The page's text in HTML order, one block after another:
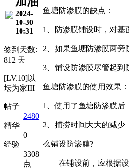
2024-
10-30
10:31
签到天数:
812 天
[LV.10]以
坛为家III
帖子
2480
精华
0
经验
3308
点
鱼塘防渗膜的缺点：
1、防渗膜铺设时，对基
2、如果鱼塘防渗膜两旁
3、铺设防渗膜尽管起到
鱼塘防渗膜的使用效果：
1、使用了鱼塘防渗膜后
2、捕捞时间大大的减少
么铺设防渗膜?
在铺设前，应根据设